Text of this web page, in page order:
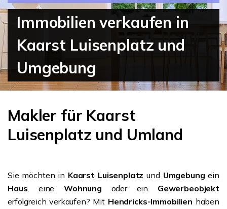
Immobilien verkaufen in
Kaarst Luisenplatz und
Umgebung
Makler für Kaarst
Luisenplatz und Umland
Sie möchten in Kaarst Luisenplatzund Umgebungein
Haus, eine Wohnung oder ein Gewerbeobjekt
erfolgreich verkaufen? Mit Hendricks-Immobilien haben